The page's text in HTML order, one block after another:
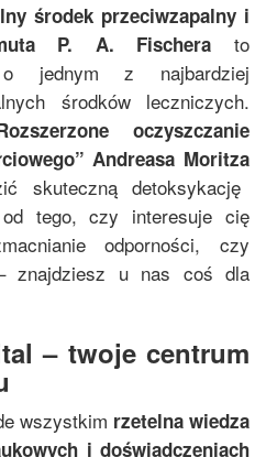
środek przeciwzapalny i
P. A. Fischera to
o jednym z najbardziej
środków leczniczych.
oczyszczanie
”Andreasa Moritza
skuteczną detoksykację
od tego, czy interesuje cię
odporności, czy
znajdziesz u nas coś dla
– twoje centrum
wszystkim rzetelna wiedza
i doświadczeniach